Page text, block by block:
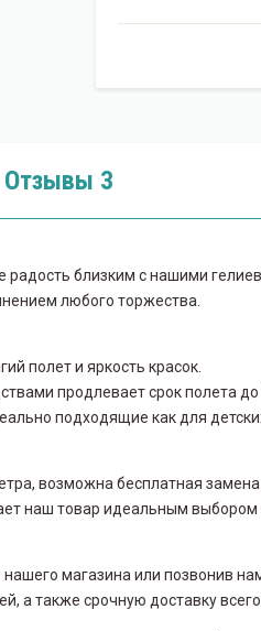
Отзывы 3
радость близким с нашими
любого торжества.
полет и яркость красок.
продлевает срок полета до
подходящие как для
возможна бесплатная
наш товар идеальным
магазина или позвонив
а также срочную доставку всего